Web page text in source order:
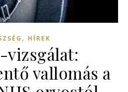
, HÍREK
vizsgálat:
vallomás a